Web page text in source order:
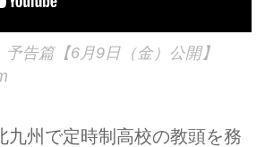
予告篇【6月9日（金）公開】
州で定時制高校の教頭を務